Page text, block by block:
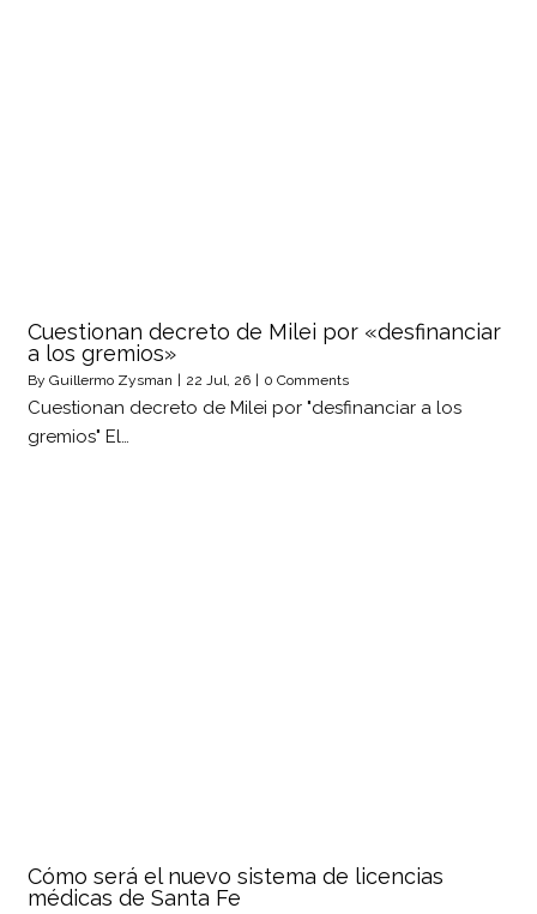
Cuestionan decreto de Milei por «desfinanciar
a los gremios»
By Guillermo Zysman 22 Jul, 26 0 Comments
Cuestionan decreto de Milei por "desfinanciar a los
gremios" El…
Cómo será el nuevo sistema de licencias
médicas de Santa Fe